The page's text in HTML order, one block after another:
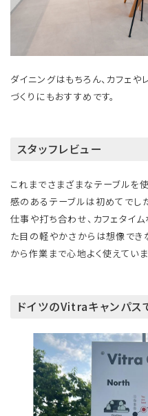
ダイニングはもちろん、カフェ
づくりにもおすすめです。
スタッフレビュー
これまでさまざまなテーブルを
感のあるテーブルは初めてでした
仕事や打ち合わせ、カフェタイ
た目の軽やかさからは想像でき
から作業まで心地よく使えていま
ドイツのVitraキャンパ